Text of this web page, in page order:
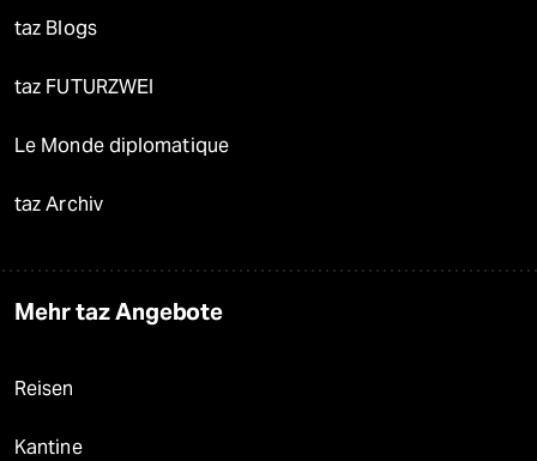
taz Blogs
taz FUTURZWEI
Le Monde diplomatique
taz Archiv
Mehr taz Angebote
Reisen
Kantine